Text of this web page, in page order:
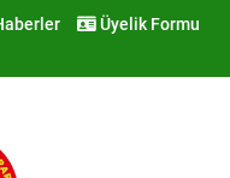
Üyelik Formu